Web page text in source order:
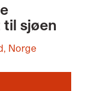
sjøen
Norge